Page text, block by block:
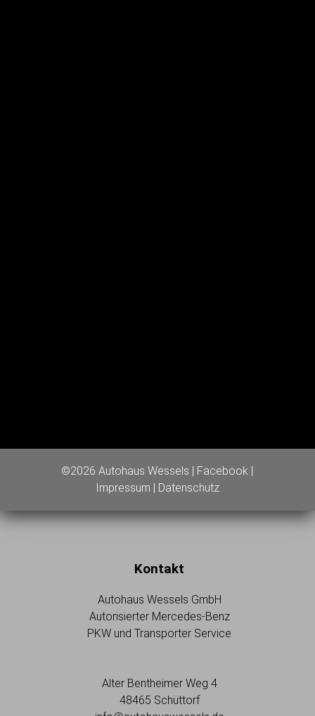
©2026 Autohaus Wessels | Facebook |
Impressum | Datenschutz
Kontakt
Autohaus Wessels GmbH
Autorisierter Mercedes-Benz
PKW und Transporter Service
Alter Bentheimer Weg 4
48465 Schüttorf